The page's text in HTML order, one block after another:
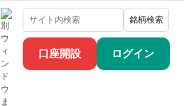
口座開設 ログイン
銘柄検索